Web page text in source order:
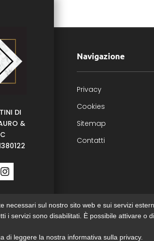
DI
&
Navigazione
Privacy
Cookies
Sitemap
Contatti
e ottimizzato da PRISMI S.p.A.
necessari sul nostro sito web e sui servizi
i servizi sono disabilitati. È possibile attivare o
di leggere la nostra informativa sulla privacy.